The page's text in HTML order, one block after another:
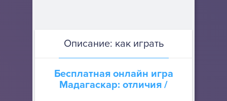
Описание: как играть
Бесплатная онлайн игра
Мадагаскар: отличия /